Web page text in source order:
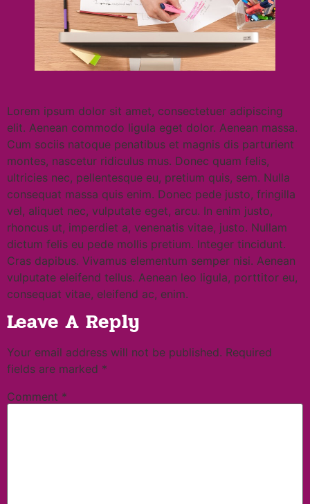
Lorem ipsum dolor sit amet, consectetuer adipiscing
elit. Aenean commodo ligula eget dolor. Aenean massa.
Cum sociis natoque penatibus et magnis dis parturient
montes, nascetur ridiculus mus. Donec quam felis,
ultricies nec, pellentesque eu, pretium quis, sem. Nulla
consequat massa quis enim. Donec pede justo, fringilla
vel, aliquet nec, vulputate eget, arcu. In enim justo,
rhoncus ut, imperdiet a, venenatis vitae, justo. Nullam
dictum felis eu pede mollis pretium. Integer tincidunt.
Cras dapibus. Vivamus elementum semper nisi. Aenean
vulputate eleifend tellus. Aenean leo ligula, porttitor eu,
consequat vitae, eleifend ac, enim.
Leave A Reply
Your email address will not be published. Required
fields are marked *
Comment *